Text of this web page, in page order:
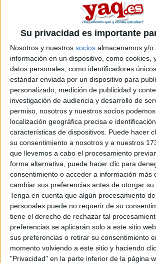
Su privacidad es importante
Nosotros y nuestros socios almacenamos y/o
información en un dispositivo, como cookies,
datos personales, como identificadores
estándar enviada por un dispositivo para
personalizado, medición de publicidad y
investigación de audiencia y desarrollo de
permiso, nosotros y nuestros socios
localización geográfica precisa e
características de dispositivos. Puede hacer
su consentimiento a nosotros y a nuestros
que llevemos a cabo el procesamiento
forma alternativa, puede hacer clic para
consentimiento o acceder a información más
cambiar sus preferencias antes de otorgar su
Tenga en cuenta que algún procesamiento
personales puede no requerir de su
tiene el derecho de rechazar tal
preferencias se aplicarán solo a este sitio
sus preferencias o retirar su consentimiento
momento volviendo a este sitio y haciendo
"Privacidad" en la parte inferior de la página
¡Síguenos en Facebook!
Mapa
+